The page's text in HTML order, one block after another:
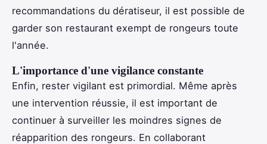
recommandations du dératiseur, il est possible de
garder son restaurant exempt de rongeurs toute
l'année.
L'importance d'une vigilance constante
Enfin, rester vigilant est primordial. Même après
une intervention réussie, il est important de
continuer à surveiller les moindres signes de
réapparition des rongeurs. En collaborant